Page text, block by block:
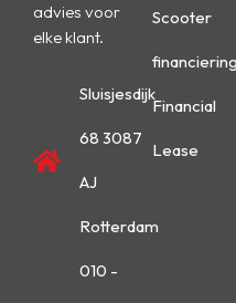
advies voor
elke klant.
Sluisjesdijk
68 3087
AJ
Rotterdam
010 -
Scooter
financiering
Financial
Lease